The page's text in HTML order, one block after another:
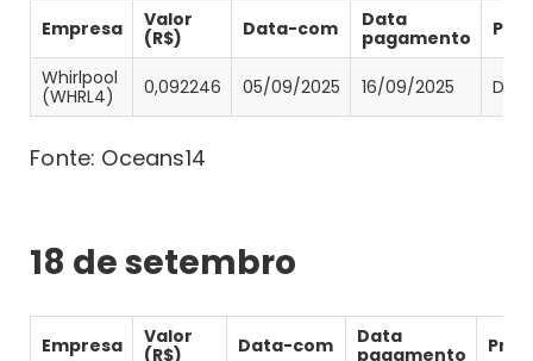
Empresa
Valor
(R$)
Data-com
Data
pagamento
Whirlpool
(WHRL4)
0,092246 05/09/2025 16/09/2025
Fonte: Oceans14
18 de setembro
Empresa
Valor
(R$)
Data-com
Data
pagamento